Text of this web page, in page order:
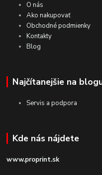
O nás
Ako nakupovať
Obchodné podmienky
Kontakty
Blog
Najčítanejšie na
Servis a podpora
Kde nás nájdete
www.proprint.sk